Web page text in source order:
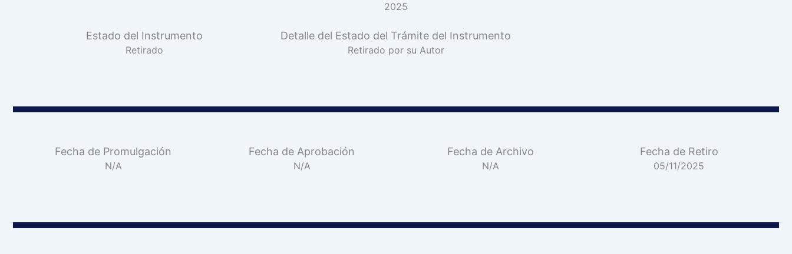
2025
Estado del Instrumento
Retirado
Detalle del Estado del Trámite del Instrumento
Retirado por su Autor
Fecha de Promulgación
N/A
Fecha de Aprobación
N/A
Fecha de Archivo
N/A
Fecha de Retiro
05/11/2025